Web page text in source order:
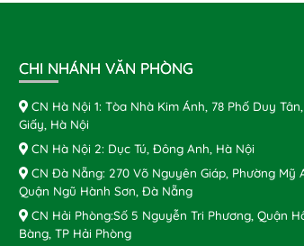
CHI NHÁNH VĂN PHÒNG
CN Hà Nội 1: Tòa Nhà Kim Ánh, 78 Phố Duy
Giấy, Hà Nội
CN Hà Nội 2: Dục Tú, Đông Anh, Hà Nội
CN Đà Nẵng: 270 Võ Nguyên Giáp, Phường Mỹ
Quận Ngũ Hành Sơn, Đà Nẵng
CN Hải Phòng:Số 5 Nguyễn Tri Phương, Quận
Bàng, TP Hải Phòng